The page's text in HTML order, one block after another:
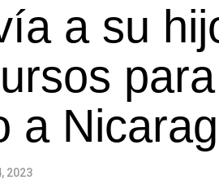
a su
a
2023